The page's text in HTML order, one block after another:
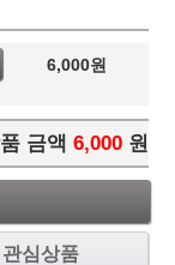
6,000원
금액 6,000 원
관심상품